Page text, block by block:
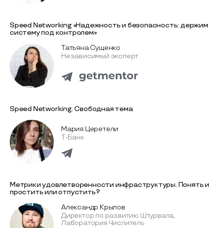
Speed Networking «Надежность и безопасность: держим
систему под контролем»
Татьяна Сущенко
Независимый эксперт
Speed Networking. Свободная тема
Мария Церетели
Т-Банк
Метрики удовлетворенности инфраструктуры. Понять и
простить или отпустить?
Александр Крылов
Директор по развитию Штурвала,
Лаборатория Числитель